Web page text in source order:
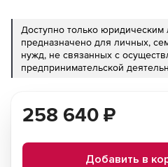
Доступно только
предназначено для личных,
нужд, не связанных с
предпринимательской
258 640 ₽
Добавить в